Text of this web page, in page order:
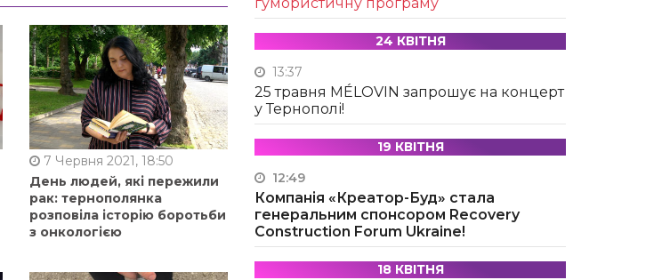
7 Червня 2021, 18:50
День людей, які пережили
рак: тернополянка
розповіла історію боротьби
з онкологією
24 КВІТНЯ
13:37
25 травня MÉLOVIN запрошує на концерт
у Тернополі!
19 КВІТНЯ
12:49
Компанія «Креатор-Буд» стала
генеральним спонсором Recovery
Construction Forum Ukraine!
18 КВІТНЯ